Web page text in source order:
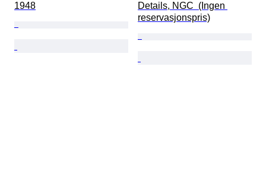
1948
Details, NGC  (Ingen
reservasjonspris)